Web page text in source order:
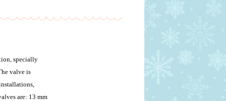
specially
valve is
are: 13 mm